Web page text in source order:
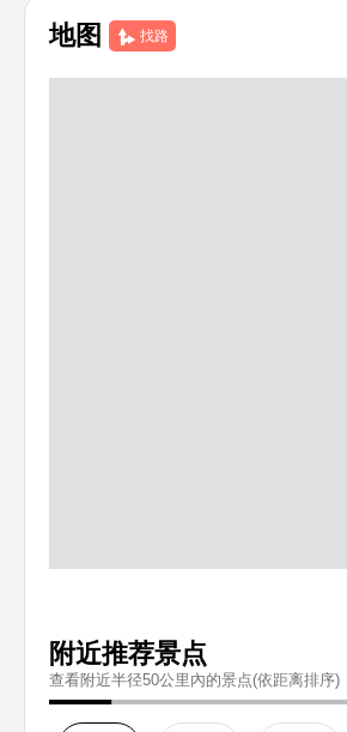
地图 找路
附近推荐景点
查看附近半径50公里內的景点(依距离排序)